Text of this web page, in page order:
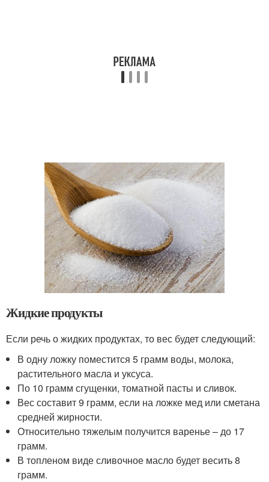
Жидкие продукты
Если речь о жидких продуктах, то вес будет следующий:
В одну ложку поместится 5 грамм воды, молока,
растительного масла и уксуса.
По 10 грамм сгущенки, томатной пасты и сливок.
Вес составит 9 грамм, если на ложке мед или сметана
средней жирности.
Относительно тяжелым получится варенье – до 17
грамм.
В топленом виде сливочное масло будет весить 8
грамм.